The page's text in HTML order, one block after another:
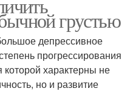
грустью
депрессивное
прогрессирования
которой характерны не
но и развитие